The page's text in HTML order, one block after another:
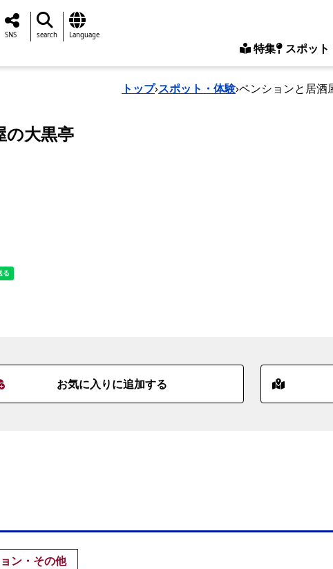
特集 スポッ
SNS search Language
トップ›スポット・体験›ペンションと居酒
の大黒亭
お気に入りに追加する
ン・その他